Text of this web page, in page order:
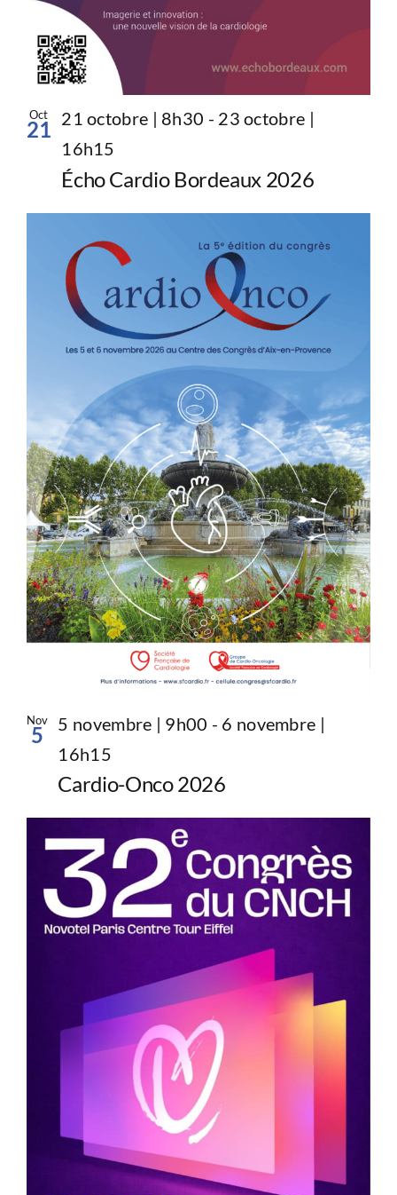
Oct
21
Écho Cardio Bordeaux 2026
21 octobre | 8h30 - 23 octobre |
16h15
Nov
5
Cardio-Onco 2026
5 novembre | 9h00 - 6 novembre |
16h15